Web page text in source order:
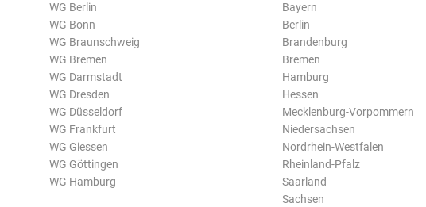
WG Berlin
WG Bonn
WG Braunschweig
WG Bremen
WG Darmstadt
WG Dresden
WG Düsseldorf
WG Frankfurt
WG Giessen
WG Göttingen
WG Hamburg
Bayern
Berlin
Brandenburg
Bremen
Hamburg
Hessen
Mecklenburg-Vorpommern
Niedersachsen
Nordrhein-Westfalen
Rheinland-Pfalz
Saarland
Sachsen